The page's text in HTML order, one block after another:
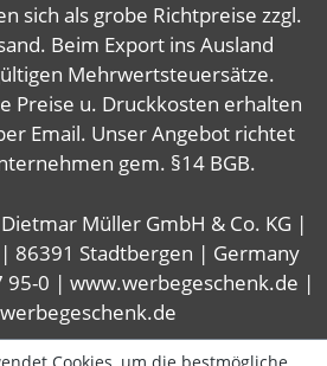
sich als grobe Richtpreise zzgl.
Beim Export ins Ausland
Mehrwertsteuersätze.
Preise u. Druckkosten erhalten
Email. Unser Angebot richtet
gem. §14 BGB.
Müller GmbH & Co. KG |
86391 Stadtbergen | Germany
95-0 | www.werbegeschenk.de |